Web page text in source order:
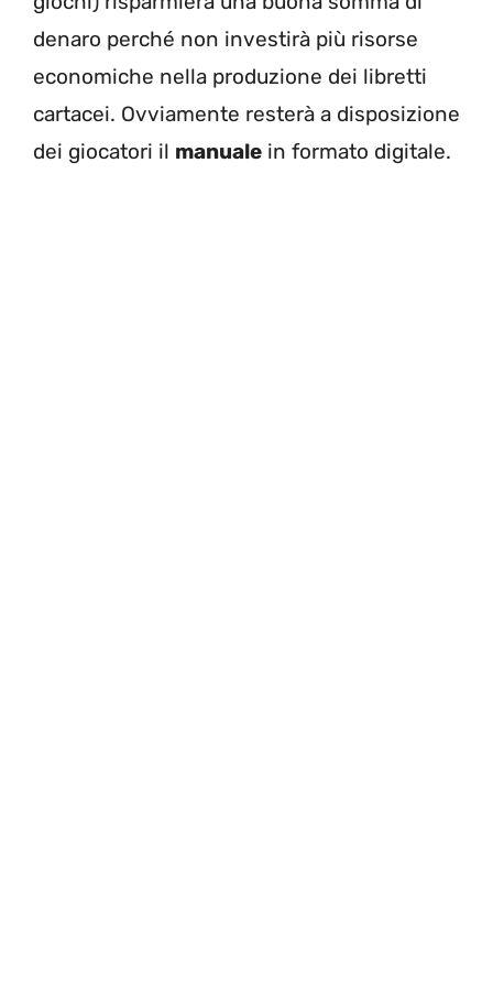
denaro perché non investirà più risorse
economiche nella produzione dei libretti
cartacei. Ovviamente resterà a disposizione
dei giocatori il manuale in formato digitale.